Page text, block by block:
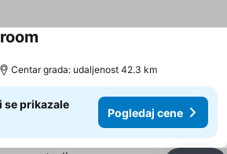
Centar grada: udaljenost 42.3 km
se prikazale
Pogledaj cene